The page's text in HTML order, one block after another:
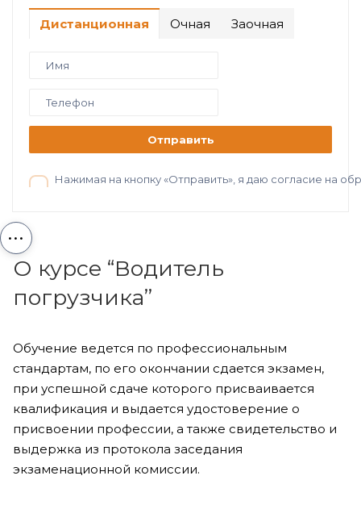
Дистанционная Очная Заочная
Отправить
Нажимая на кнопку «Отправить», я даю согласие на
...
О курсе “Водитель
погрузчика”
Обучение ведется по профессиональным
стандартам, по его окончании сдается экзамен,
при успешной сдаче которого присваивается
квалификация и выдается удостоверение о
присвоении профессии, а также свидетельство и
выдержка из протокола заседания
экзаменационной комиссии.